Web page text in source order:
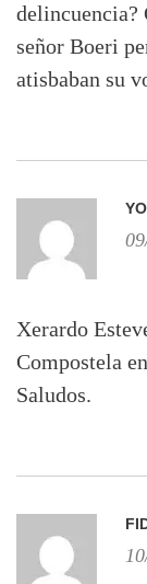
delincuencia?
señor Boeri
atisbaban su
Xerardo
Compostela
Saludos.